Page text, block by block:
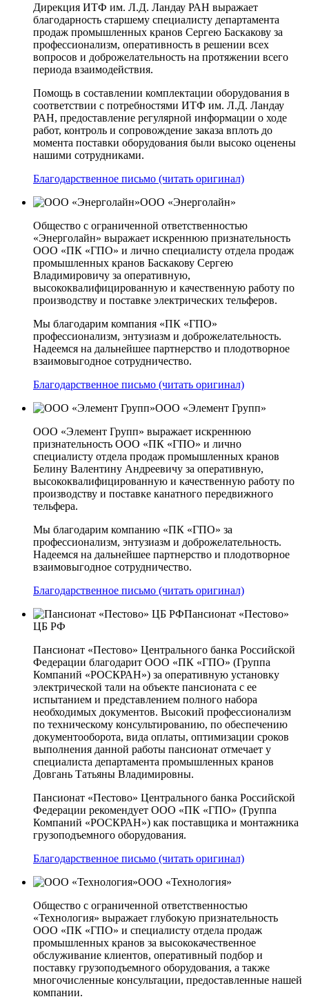
Дирекция ИТФ им. Л.Д. Ландау РАН выражает
благодарность старшему специалисту департамента
продаж промышленных кранов Сергею Баскакову за
профессионализм, оперативность в решении всех
вопросов и доброжелательность на протяжении всего
периода взаимодействия.
Помощь в составлении комплектации оборудования в
соответствии с потребностями ИТФ им. Л.Д. Ландау
РАН, предоставление регулярной информации о ходе
работ, контроль и сопровождение заказа вплоть до
момента поставки оборудования были высоко оценены
нашими сотрудниками.
Благодарственное письмо (читать оригинал)
ООО «Энерголайн»
Общество с ограниченной ответственностью
«Энерголайн» выражает искреннюю признательность
ООО «ПК «ГПО» и лично специалисту отдела продаж
промышленных кранов Баскакову Сергею
Владимировичу за оперативную,
высококвалифицированную и качественную работу по
производству и поставке электрических тельферов.
Мы благодарим компания «ПК «ГПО»
профессионализм, энтузиазм и доброжелательность.
Надеемся на дальнейшее партнерство и плодотворное
взаимовыгодное сотрудничество.
Благодарственное письмо (читать оригинал)
ООО «Элемент Групп»
ООО «Элемент Групп» выражает искреннюю
признательность ООО «ПК «ГПО» и лично
специалисту отдела продаж промышленных кранов
Белину Валентину Андреевичу за оперативную,
высококвалифицированную и качественную работу по
производству и поставке канатного передвижного
тельфера.
Мы благодарим компанию «ПК «ГПО» за
профессионализм, энтузиазм и доброжелательность.
Надеемся на дальнейшее партнерство и плодотворное
взаимовыгодное сотрудничество.
Благодарственное письмо (читать оригинал)
Пансионат «Пестово»
ЦБ РФ
Пансионат «Пестово» Центрального банка Российской
Федерации благодарит ООО «ПК «ГПО» (Группа
Компаний «РОСКРАН») за оперативную установку
электрической тали на объекте пансионата с ее
испытанием и представлением полного набора
необходимых документов. Высокий профессионализм
по техническому консультированию, по обеспечению
документооборота, вида оплаты, оптимизации сроков
выполнения данной работы пансионат отмечает у
специалиста департамента промышленных кранов
Довгань Татьяны Владимировны.
Пансионат «Пестово» Центрального банка Российской
Федерации рекомендует ООО «ПК «ГПО» (Группа
Компаний «РОСКРАН») как поставщика и монтажника
грузоподъемного оборудования.
Благодарственное письмо (читать оригинал)
ООО «Технология»
Общество с ограниченной ответственностью
«Технология» выражает глубокую признательность
ООО «ПК «ГПО» и специалисту отдела продаж
промышленных кранов за высококачественное
обслуживание клиентов, оперативный подбор и
поставку грузоподъемного оборудования, а также
многочисленные консультации, предоставленные нашей
компании.